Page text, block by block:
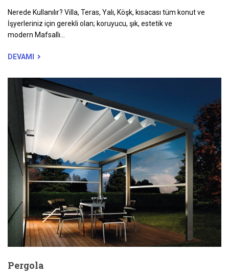
Nerede Kullanılır? Villa, Teras, Yalı, Köşk, kısacası tüm konut ve
İşyerleriniz için gerekli olan; koruyucu, şık, estetik ve
modern Mafsallı...
DEVAMI
Pergola